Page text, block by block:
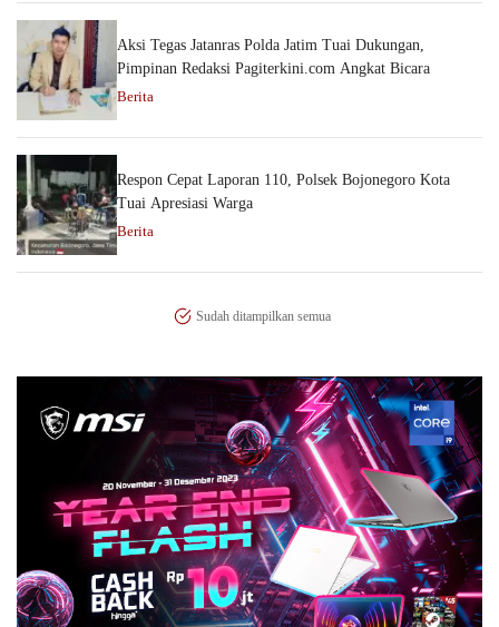
Aksi Tegas Jatanras Polda Jatim Tuai Dukungan,
Pimpinan Redaksi Pagiterkini.com Angkat Bicara
Berita
Respon Cepat Laporan 110, Polsek Bojonegoro Kota
Tuai Apresiasi Warga
Berita
Sudah ditampilkan semua